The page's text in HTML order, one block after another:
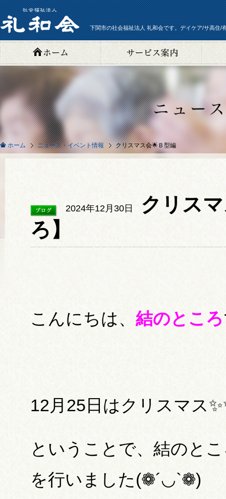
下関市の社会福祉法人 礼和会です。デイケア/サ高住/
ホーム ニュース・イベント情報 クリスマス会🌟Ｂ型編
2024年12月30日
クリス
ろ】
こんにちは、 結のところ
12月25日はクリスマス
ということで、結のと
を行いました(❁´◡`❁)